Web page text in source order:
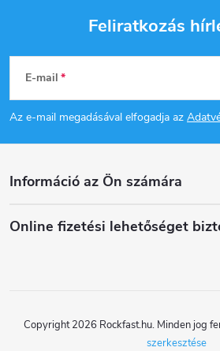
L
á
b
é
Feliratkozás
E-mail
Az e-mail megadásával elfogadja az
Információ az Ön számára
Online fizetési lehetőséget
Copyright 2026 Rockfast.hu. Minden jog
szerkesztése